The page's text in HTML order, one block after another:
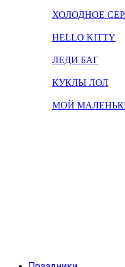
ХОЛОДНОЕ
HELLO KITTY
ЛЕДИ БАГ
КУКЛЫ ЛОЛ
МОЙ